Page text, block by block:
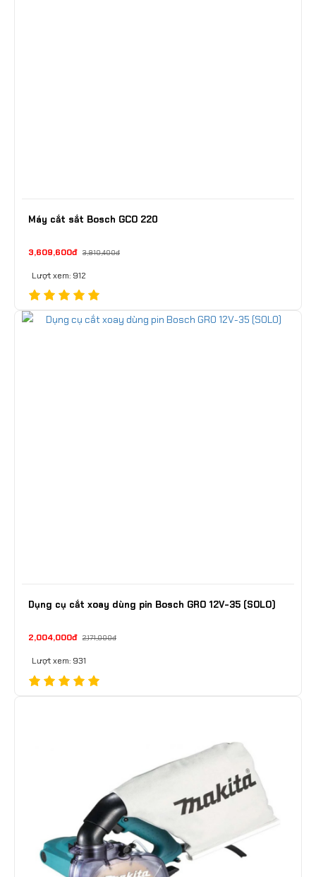
Máy cắt sắt Bosch GCO 220
3,609,600đ 3,910,400đ
Lượt xem: 912
Dụng cụ cắt xoay dùng pin Bosch GRO 12V-35 (SOLO)
2,004,000đ 2,171,000đ
Lượt xem: 931